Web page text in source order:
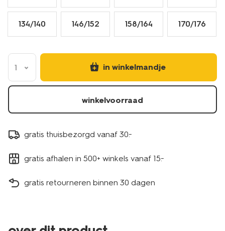
134/140 146/152 158/164 170/176
1 in winkelmandje
winkelvoorraad
gratis thuisbezorgd vanaf 30.-
gratis afhalen in 500+ winkels vanaf 15.-
gratis retourneren binnen 30 dagen